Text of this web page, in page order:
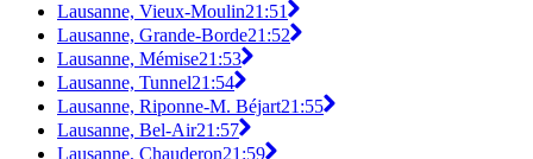
Lausanne, Vieux-Moulin21:51
Lausanne, Grande-Borde21:52
Lausanne, Mémise21:53
Lausanne, Tunnel21:54
Lausanne, Riponne-M. Béjart21:55
Lausanne, Bel-Air21:57
Lausanne, Chauderon21:59